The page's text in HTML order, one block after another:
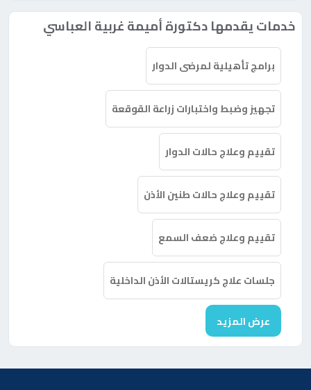
خدمات يقدمها دكتورة أميمة غربية العباسي
برامج تأهيلية لمرضى الدوار
تجهيز وضبط واختبارات زراعة القوقعة
تقييم وعلاج حالات الدوار
تقييم وعلاج حالات طنين الأذن
تقييم وعلاج ضعف السمع
جلسات علاج كريستالات الأذن الداخلية
عرض المزيد